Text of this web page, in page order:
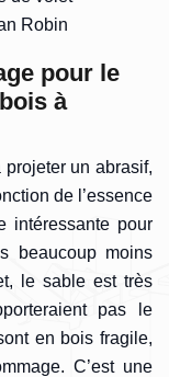
pour le
à
un abrasif,
de l’essence
intéressante pour
beaucoup moins
le sable est très
pas le
en bois fragile,
C’est une